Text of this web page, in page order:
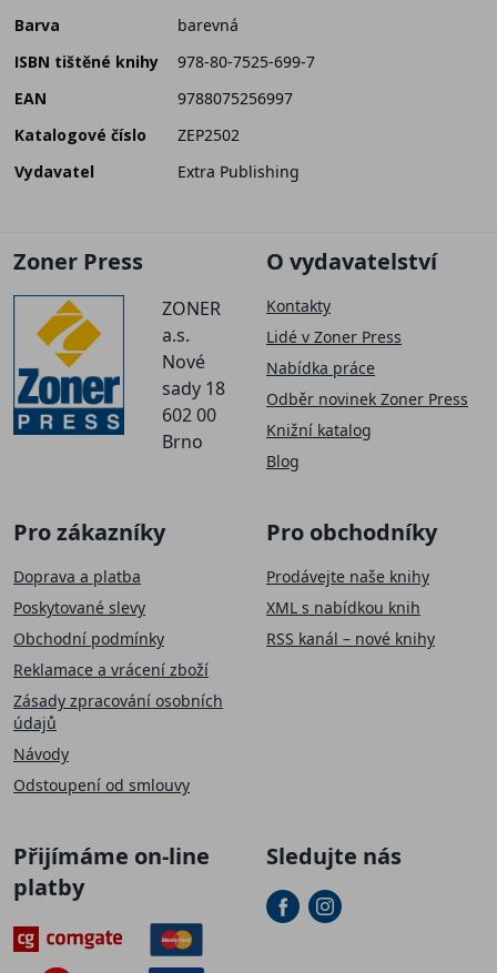
Barva
barevná
ISBN tištěné knihy
978-80-7525-699-7
EAN
9788075256997
Katalogové číslo
ZEP2502
Vydavatel
Extra Publishing
Zoner Press
ZONER
a.s.
Nové
sady 18
602 00
Brno
O vydavatelství
Kontakty
Lidé v Zoner Press
Nabídka práce
Odběr novinek Zoner Press
Knižní katalog
Blog
Pro zákazníky
Doprava a platba
Poskytované slevy
Obchodní podmínky
Reklamace a vrácení zboží
Zásady zpracování osobních
údajů
Návody
Odstoupení od smlouvy
Pro obchodníky
Prodávejte naše knihy
XML s nabídkou knih
RSS kanál – nové knihy
Přijímáme on-line
platby
Sledujte nás